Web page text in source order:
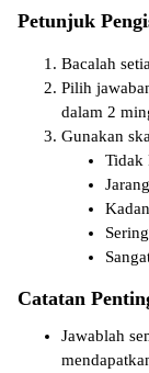
Petunjuk
Bacalah
Pilih
dalam 2
Gunakan
Tidak
Jarang
Sering
Catatan
Jawablah